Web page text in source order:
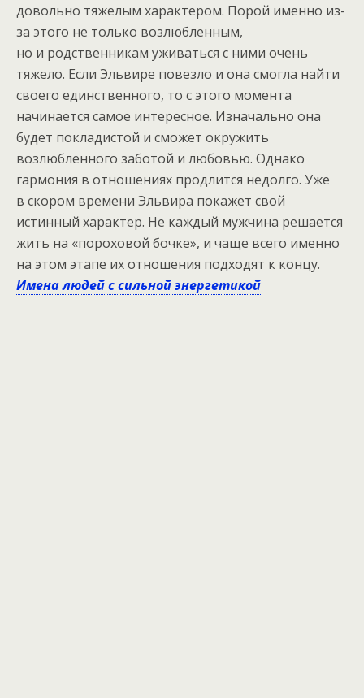
довольно тяжелым характером. Порой именно из-
за этого не только возлюбленным,
но и родственникам уживаться с ними очень
тяжело. Если Эльвире повезло и она смогла найти
своего единственного, то с этого момента
начинается самое интересное. Изначально она
будет покладистой и сможет окружить
возлюбленного заботой и любовью. Однако
гармония в отношениях продлится недолго. Уже
в скором времени Эльвира покажет свой
истинный характер. Не каждый мужчина решается
жить на «пороховой бочке», и чаще всего именно
на этом этапе их отношения подходят к концу.
Имена людей с сильной энергетикой